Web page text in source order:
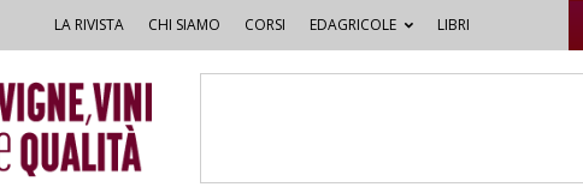
LA RIVISTA CHI SIAMO CORSI EDAGRICOLE LIBRI